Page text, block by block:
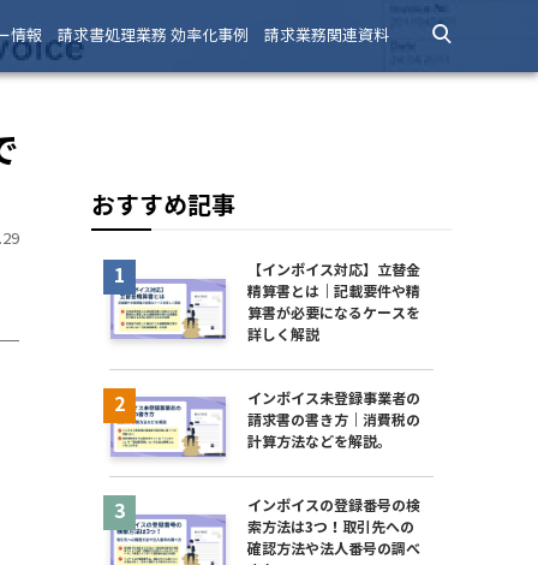
情報 請求書処理業務 効率化事例 請求業務関連資料
おすすめ記事
【インボイス対応】立替金
精算書とは｜記載要件や精
算書が必要になるケースを
詳しく解説
インボイス未登録事業者の
請求書の書き方｜消費税の
計算方法などを解説。
インボイスの登録番号の検
索方法は3つ！取引先への
確認方法や法人番号の調べ